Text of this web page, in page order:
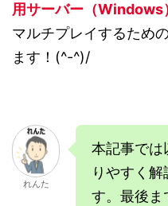
用サーバー（Windows
マルチプレイするため
ます！(^-^)/
れんた
本記事では
りやすく
す。最後ま